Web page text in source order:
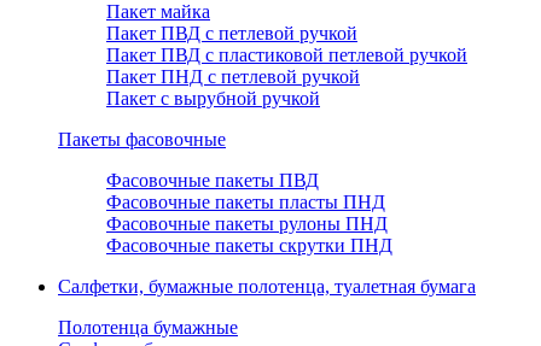
Пакет майка
Пакет ПВД с петлевой ручкой
Пакет ПВД с пластиковой петлевой ручкой
Пакет ПНД с петлевой ручкой
Пакет с вырубной ручкой
Пакеты фасовочные
Фасовочные пакеты ПВД
Фасовочные пакеты пласты ПНД
Фасовочные пакеты рулоны ПНД
Фасовочные пакеты скрутки ПНД
Салфетки, бумажные полотенца, туалетная бумага
Полотенца бумажные